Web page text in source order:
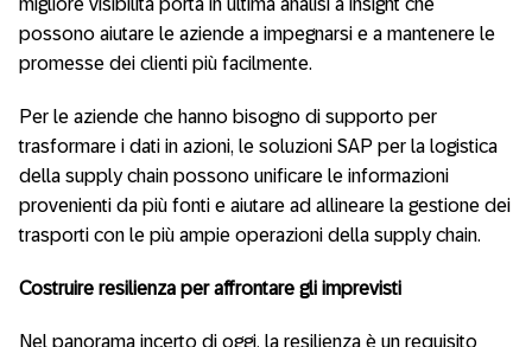
migliore visibilità porta in ultima analisi a insight che
possono aiutare le aziende a impegnarsi e a mantenere le
promesse dei clienti più facilmente.
Per le aziende che hanno bisogno di supporto per
trasformare i dati in azioni, le soluzioni SAP per la logistica
della supply chain possono unificare le informazioni
provenienti da più fonti e aiutare ad allineare la gestione dei
trasporti con le più ampie operazioni della supply chain.
Costruire resilienza per affrontare gli imprevisti
Nel panorama incerto di oggi, la resilienza è un requisito